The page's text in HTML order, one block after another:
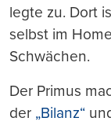
legte zu. Dort
selbst im
Schwächen.
Der Primus
der „Bilanz“